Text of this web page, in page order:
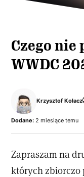
Czego nie
WWDC
Krzysztof Kołacz
Dodane: 2 miesiące temu
Zapraszam na
których zbiorczo